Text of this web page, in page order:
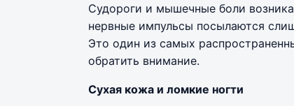
Судороги и мышечные боли
нервные импульсы посылаются
Это один из самых
обратить внимание.
Сухая кожа и ломкие ногти